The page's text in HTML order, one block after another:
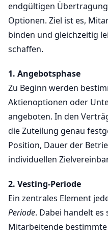
endgültigen
Optionen. Ziel ist es,
binden und gleichzeitig
schaffen.
1. Angebotsphase
Zu Beginn werden
Aktienoptionen oder
angeboten. In den
die Zuteilung genau
Position, Dauer der
individuellen
2. Vesting-Periode
Ein zentrales Element
Periode. Dabei handelt
Mitarbeitende